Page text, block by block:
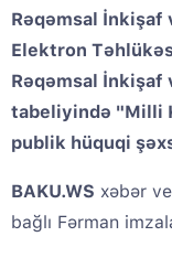
Rəqəmsal İnkişaf
Elektron
Rəqəmsal
tabeliyində "Milli
publik hüquqi
BAKU.WS xəbər
bağlı Fərman